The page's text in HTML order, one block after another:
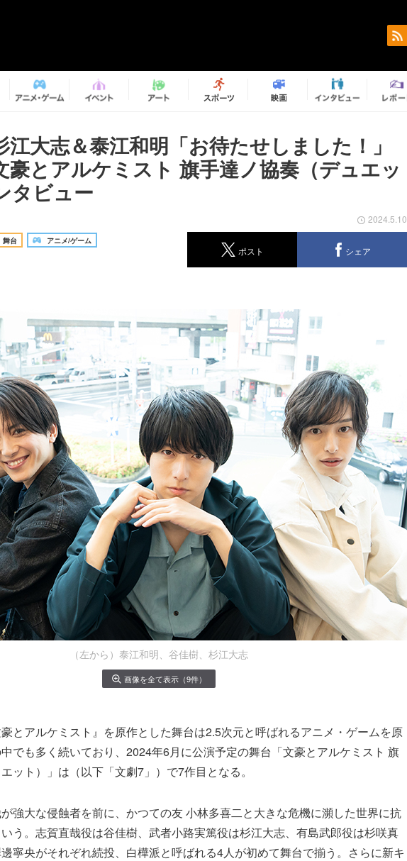
江大志＆泰江和明「お待たせしました！」
豪とアルケミスト 旗手達ノ協奏（デュエッ
タビュー
舞台 アニメ/ゲーム
2024.5.10
ポスト シェア
（左から）泰江和明、谷佳樹、杉江大志
画像を全て表示（9件）
とアルケミスト』を原作とした舞台は2.5次元と呼ばれるアニメ・ゲームを原
でも多く続いており、2024年6月に公演予定の舞台「文豪とアルケミスト 旗
ット）」は（以下「文劇7」）で7作目となる。
強大な侵蝕者を前に、かつての友 小林多喜二と大きな危機に瀕した世界に抗
う。志賀直哉役は谷佳樹、武者小路実篤役は杉江大志、有島武郎役は杉咲真
寧央がそれぞれ続投、白樺派と呼ばれる4人が初めて舞台で揃う。さらに新キ